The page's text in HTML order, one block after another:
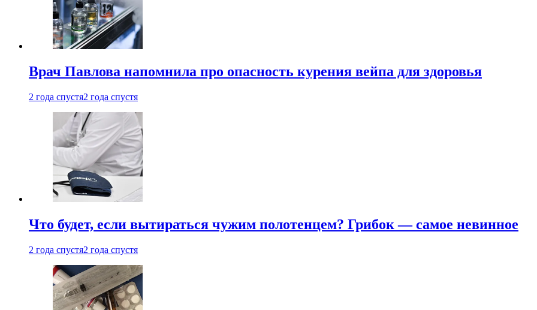
Врач Павлова напомнила про опасность курения вейпа для здоровья
2 года спустя2 года спустя
Что будет, если вытираться чужим полотенцем? Грибок — самое невинное
2 года спустя2 года спустя